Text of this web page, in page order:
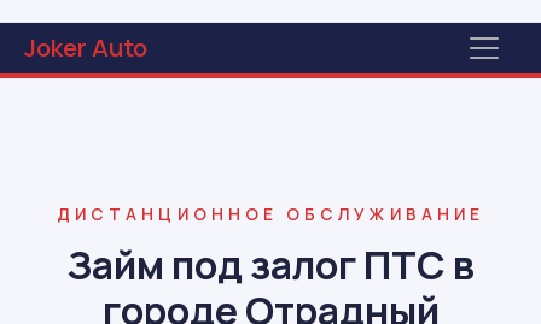
JokerAuto
ДИСТАНЦИОННОЕ ОБСЛУЖИВАНИЕ
Займ под залог ПТС в
городе Отрадный